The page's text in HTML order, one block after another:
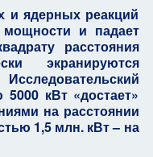
и ядерных реакций
мощности и падает
расстояния
экранируются
кВт «достает»
на расстоянии
1,5 млн. кВт – на